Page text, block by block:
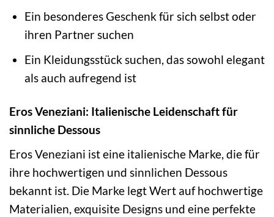
Ein besonderes Geschenk für sich selbst oder
ihren Partner suchen
Ein Kleidungsstück suchen, das sowohl elegant
als auch aufregend ist
Eros Veneziani: Italienische Leidenschaft für
sinnliche Dessous
Eros Veneziani ist eine italienische Marke, die für
ihre hochwertigen und sinnlichen Dessous
bekannt ist. Die Marke legt Wert auf hochwertige
Materialien, exquisite Designs und eine perfekte